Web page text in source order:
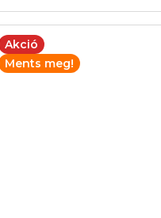
Akció
Ments meg!